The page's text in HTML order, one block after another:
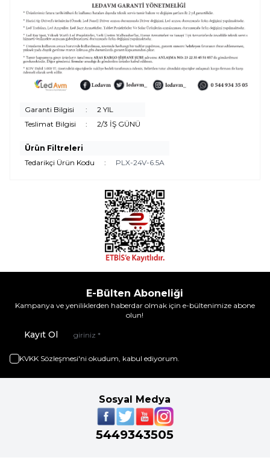
Garanti Bilgisi :
2 YIL
Teslimat Bilgisi
: 2/3 İŞ GÜNÜ
Ürün Filtreleri
Tedarikçi Ürün Kodu
: PLX-24V-6.5A
E-Bülten Aboneliği
Kampanya ve yeniliklerden haberdar olmak için e-bültenimize abone
olun!
Kayıt Ol
KVKK Sözleşmesi'ni okudum, kabul ediyorum.
Sosyal Medya
5449343505